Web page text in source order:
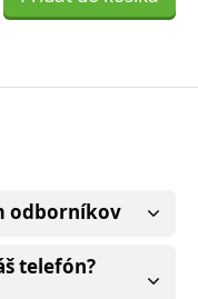
odborníkov
telefón?